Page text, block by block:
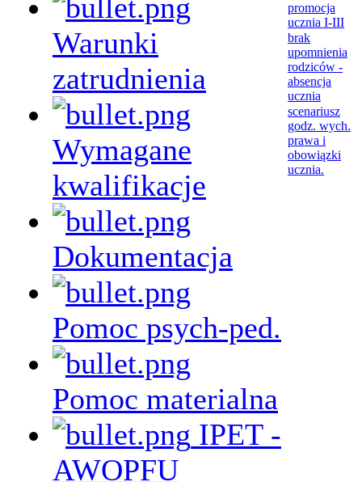
Warunki
zatrudnienia
Wymagane
kwalifikacje
Dokumentacja
Pomoc psych-ped.
Pomoc materialna
IPET -
AWOPFU
promocja
ucznia I-III
brak
upomnienia
rodziców -
absencja
ucznia
scenariusz
godz. wych.
prawa i
obowiązki
ucznia.